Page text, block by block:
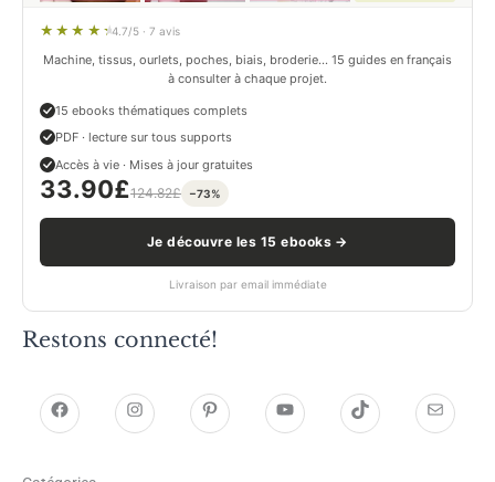
4.7/5 · 7 avis
Machine, tissus, ourlets, poches, biais, broderie… 15 guides en français
à consulter à chaque projet.
15 ebooks thématiques complets
PDF · lecture sur tous supports
Accès à vie · Mises à jour gratuites
33.90£124.82£ −73%
Je découvre les 15 ebooks →
Livraison par email immédiate
Restons connecté!
h
h
P
Y
T
E